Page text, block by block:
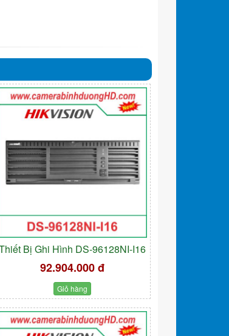
Bị Ghi Hình DS-96128NI-I16
92.904.000 đ
Giỏ hàng